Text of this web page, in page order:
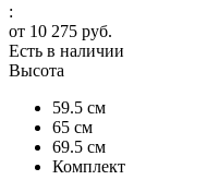
:
от 10 275 руб.
Есть в наличии
Высота
59.5 см
65 см
69.5 см
Комплект